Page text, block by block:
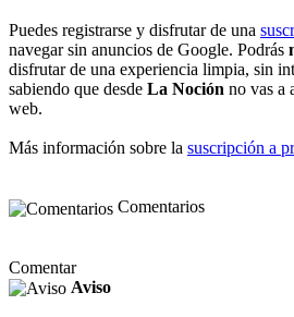
Puedes registrarse y disfrutar de una
navegar sin anuncios de Google. Podrás
disfrutar de una experiencia limpia, sin
sabiendo que desde La Noción no vas a
web.
Más información sobre la suscripción a
Comentarios
Comentar
Aviso